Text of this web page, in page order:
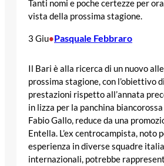
Tanti nomi e poche certezze per
vista della prossima stagione.
3 Giu•Pasquale Febbraro
Il Bari è alla ricerca di un nuovo
prossima stagione, con l’obiettivo
prestazioni rispetto all’annata
in lizza per la panchina
Fabio Gallo, reduce da una
Entella. L’ex centrocampista, noto
esperienza in diverse squadre
internazionali, potrebbe